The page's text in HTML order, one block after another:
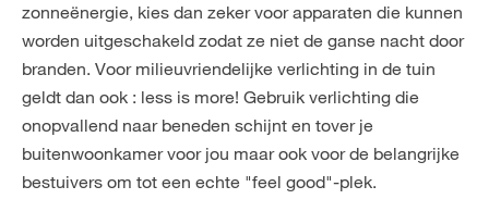
zonneënergie, kies dan zeker voor apparaten die kunnen
worden uitgeschakeld zodat ze niet de ganse nacht door
branden. Voor milieuvriendelijke verlichting in de tuin
geldt dan ook : less is more! Gebruik verlichting die
onopvallend naar beneden schijnt en tover je
buitenwoonkamer voor jou maar ook voor de belangrijke
bestuivers om tot een echte "feel good"-plek.